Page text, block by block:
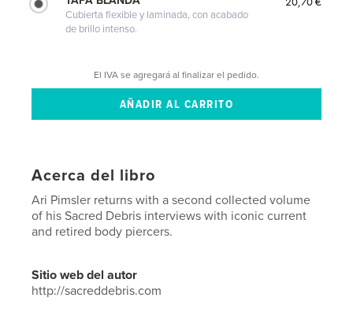
Cubierta flexible y laminada, con acabado
de brillo intenso.
El IVA se agregará al finalizar el pedido.
Acerca del libro
Ari Pimsler returns with a second collected volume
of his Sacred Debris interviews with iconic current
and retired body piercers.
Sitio web del autor
http://sacreddebris.com